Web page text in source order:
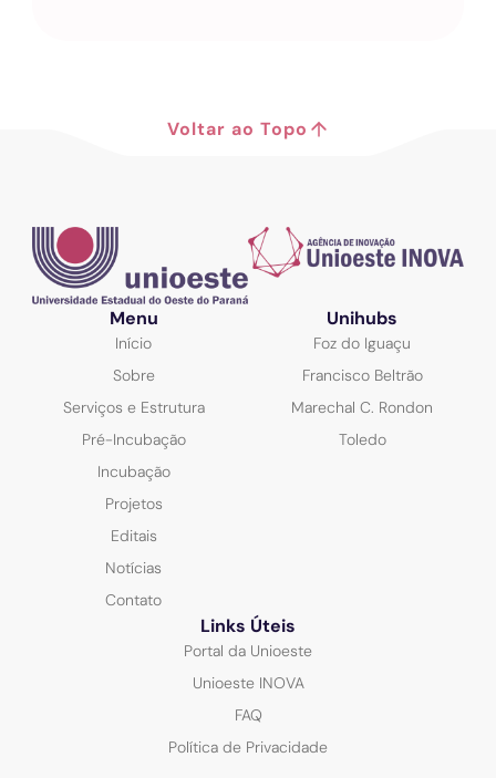
Voltar ao Topo
Menu
Início
Sobre
Serviços e Estrutura
Pré-Incubação
Incubação
Projetos
Editais
Notícias
Contato
Unihubs
Foz do Iguaçu
Francisco Beltrão
Marechal C. Rondon
Toledo
Links Úteis
Portal da Unioeste
Unioeste INOVA
FAQ
Política de Privacidade